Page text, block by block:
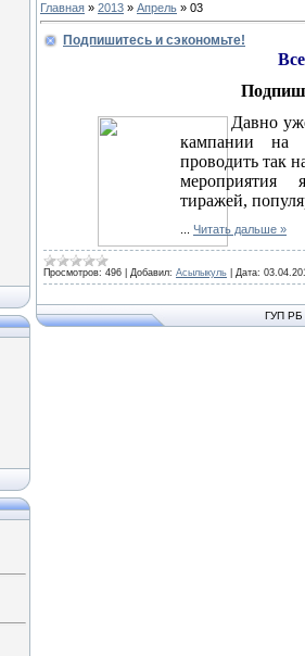
Главная » 2013 » Апрель » 03
Подпишитесь и сэкономьте!
Давно
кампании на
проводить так
мероприятия
тиражей,
Читать дальше »
Просмотров: 496 Добавил: Асылыкуль Дата:
ГУП РБ